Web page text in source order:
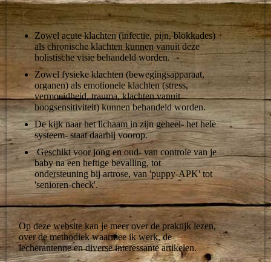
Zowel acute klachten (infectie, pijn, blokkades)
als chronische klachten kunnen vanuit deze
holistische visie behandeld worden.
Zowel fysieke klachten (bewegingsapparaat,
organen) als emotionele klachten (stress,
vermoeidheid, trauma, klachten vanuit
hoogsensitiviteit) kunnen behandeld worden.
De kijk naar het lichaam in zijn geheel- het hele
systeem- staat daarbij voorop.
Geschikt voor jong en oud- van controle van je
baby na een heftige bevalling, tot
ondersteuning bij artrose, van 'puppy-APK' tot
'senioren-check'.
Op deze website kan je meer over de praktijk lezen,
over de methodiek waarmee ik werk, de
lecherantenne en diverse interessante artikelen.